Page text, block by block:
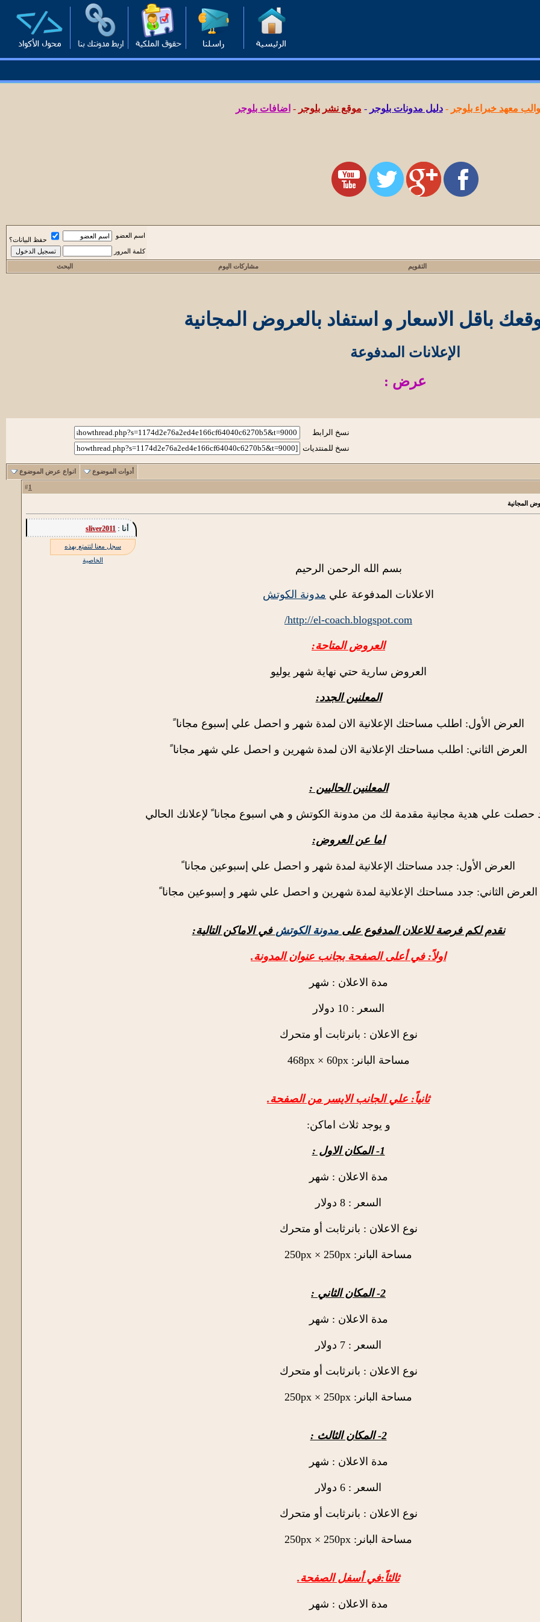
معهد خبراء بلوجر -دليل مدونات بلوجر - موقع نشر بلوجر - اضافات بلوجر
اسم العضو
حفظ البيانات؟
كلمة المرور
التقويم مشاركات اليوم البحث
باقل الاسعار و استفاد بالعروض المجانية
الإعلانات المدفوعة
عرض :
نسخ الرابط
نسخ للمنتديات
أدوات الموضوع انواع عرض الموضوع
1
المجانية
أنا : sliver2011
سجل معنا لتتمتع بهذه
الخاصية
بسم الله الرحمن الرحيم
الاعلانات المدفوعة علي مدونة الكوتش
http://el-coach.blogspot.com/
العروض المتاحة:
العروض سارية حتي نهاية شهر يوليو
المعلنين الجدد:
العرض الأول: اطلب مساحتك الإعلانية الان لمدة شهر و احصل علي إسبوع مجانا ً
العرض الثاني: اطلب مساحتك الإعلانية الان لمدة شهرين و احصل علي شهر مجانا ً
المعلنين الحاليين :
حصلت علي هدية مجانية مقدمة لك من مدونة الكوتش و هي اسبوع مجانا ً لإعلانك الحالي
اما عن العروض:
العرض الأول: جدد مساحتك الإعلانية لمدة شهر و احصل علي إسبوعين مجانا ً
العرض الثاني: جدد مساحتك الإعلانية لمدة شهرين و احصل علي شهر و إسبوعين مجانا ً
نقدم لكم فرصة للاعلان المدفوع علىمدونة الكوتش في الاماكن التالية:
اولاً: في أعلى الصفحة بجانب عنوان المدونة.
مدة الاعلان : شهر
السعر : 10 دولار
نوع الاعلان : بانرثابت أو متحرك
مساحة البانر: 468px × 60px
ثانياً: علي الجانب الايسر من الصفحة.
و يوجد ثلاث اماكن:
1- المكان الاول :
مدة الاعلان : شهر
السعر : 8 دولار
نوع الاعلان : بانرثابت أو متحرك
مساحة البانر: 250px × 250px
2- المكان الثاني :
مدة الاعلان : شهر
السعر : 7 دولار
نوع الاعلان : بانرثابت أو متحرك
مساحة البانر: 250px × 250px
2- المكان الثالث :
مدة الاعلان : شهر
السعر : 6 دولار
نوع الاعلان : بانرثابت أو متحرك
مساحة البانر: 250px × 250px
ثالثاً:في أسفل الصفحة.
مدة الاعلان : شهر